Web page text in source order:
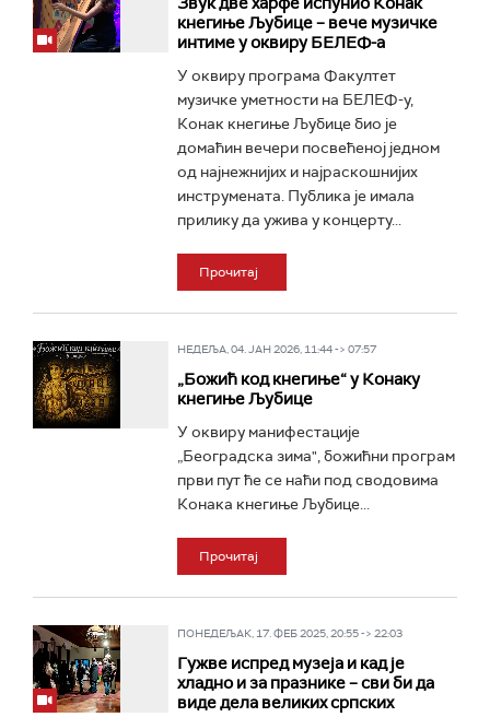
кнегиње Љубице – вече музичке
интиме у оквиру БЕЛЕФ-а
У оквиру програма Факултет
музичке уметности на БЕЛЕФ-у,
Конак кнегиње Љубице био је
домаћин вечери посвећеној једном
од најнежнијих и најраскошнијих
инструмената. Публика је имала
прилику да ужива у концерту...
Прочитај
НЕДЕЉА, 04. ЈАН 2026, 11:44 -> 07:57
„Божић код кнегиње“ у Конаку
кнегиње Љубице
У оквиру манифестације
„Београдска зима", божићни програм
први пут ће се наћи под сводовима
Конака кнегиње Љубице...
Прочитај
ПОНЕДЕЉАК, 17. ФЕБ 2025, 20:55 -> 22:03
Гужве испред музеја и кад је
хладно и за празнике – сви би да
виде дела великих српских